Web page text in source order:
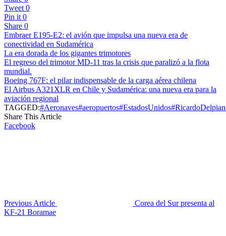
Tweet 0
Pin it 0
Share 0
Embraer E195-E2: el avión que impulsa una nueva era de
conectividad en Sudamérica
La era dorada de los gigantes trimotores
El regreso del trimotor MD-11 tras la crisis que paralizó a la flota
mundial.
Boeing 767F: el pilar indispensable de la carga aérea chilena
El Airbus A321XLR en Chile y Sudamérica: una nueva era para la
aviación regional
TAGGED:#Aeronaves#aeropuertos#EstadosUnidos
Share This Article
Facebook
Previous Article
Corea del Sur presenta al
KF-21 Boramae